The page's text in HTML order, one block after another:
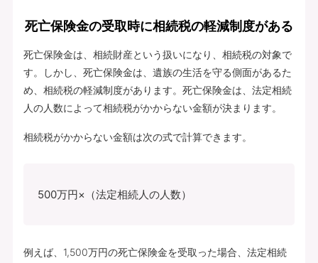
死亡保険金の受取時に相続税の軽減制度がある
死亡保険金は、相続財産という扱いになり、相続税の対象で
す。しかし、死亡保険金は、遺族の生活を守る側面があるた
め、相続税の軽減制度があります。死亡保険金は、法定相続
人の人数によって相続税がかからない金額が決まります。
相続税がかからない金額は次の式で計算できます。
500万円×（法定相続人の人数）
例えば、1,500万円の死亡保険金を受取った場合、法定相続